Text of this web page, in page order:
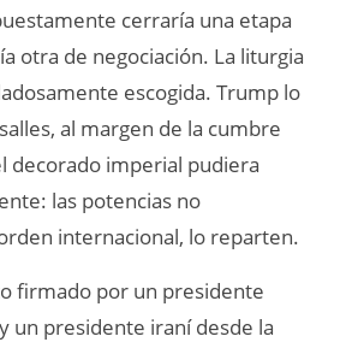
cerraría una etapa
otra de negociación. La liturgia
escogida. Trump lo
al margen de la cumbre
decorado imperial pudiera
las potencias no
internacional, lo reparten.
firmado por un presidente
un presidente iraní desde la